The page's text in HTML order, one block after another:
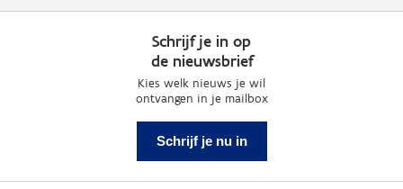
Schrijf je in op
de nieuwsbrief
Kies welk nieuws je wil
ontvangen in je mailbox
Schrijf je nu in